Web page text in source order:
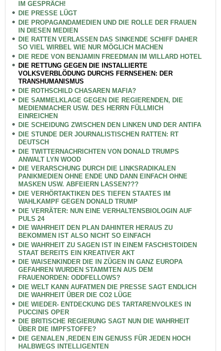
IM GESPRÄCH!
DIE PRESSE LÜGT
DIE PROPAGANDAMEDIEN UND DIE ROLLE DER FRAUEN
IN DIESEN MEDIEN
DIE RATTEN VERLASSEN DAS SINKENDE SCHIFF DAHER
SO VIEL WIRBEL WIE NUR MÖGLICH MACHEN
DIE REDE VON BENJAMIN FREEDMAN IM WILLARD HOTEL
DIE RETTUNG GEGEN DIE INSTALLIERTE
VOLKSVERBLÖDUNG DURCHS FERNSEHEN: DER
TRANSHUMANISMUS
DIE ROTHSCHILD CHASAREN MAFIA?
DIE SAMMELKLAGE GEGEN DIE REGIERENDEN, DIE
MEDIENMACHER USW. DES HERRN FÜLLMICH
EINREICHEN
DIE SCHEIDUNG ZWISCHEN DEN LINKEN UND DER ANTIFA
DIE STUNDE DER JOURNALISTISCHEN RATTEN: RT
DEUTSCH
DIE TWITTERNACHRICHTEN VON DONALD TRUMPS
ANWALT LYN WOOD
DIE VERARSCHUNG DURCH DIE LINKSRADIKALEN
PANIKMEDIEN OHNE ENDE UND DANN EINFACH OHNE
MASKEN USW. ABFEIERN LASSEN???
DIE VERHÖRTAKTIKEN DES TIEFEN STAATES IM
WAHLKAMPF GEGEN DONALD TRUMP
DIE VERRÄTER: NUN EINE VERHALTENSBIOLOGIN AUF
PULS 24
DIE WAHRHEIT DEN PLAN DAHINTER HERAUS ZU
BEKOMMEN IST ALSO NICHT SO EINFACH
DIE WAHRHEIT ZU SAGEN IST IN EINEM FASCHISTOIDEN
STAAT BEREITS EIN KREATIVER AKT
DIE WAISENKINDER DIE IN ZÜGEN IN GANZ EUROPA
GEFAHREN WURDEN STAMMTEN AUS DEM
FRAUENORDEN: ODDFELLOWS?
DIE WELT KANN AUFATMEN DIE PRESSE SAGT ENDLICH
DIE WAHRHEIT ÜBER DIE CO2 LÜGE
DIE WIEDER- ENTDECKUNG DES TARTARENVOLKES IN
PUCCINIS OPER
DIE BRITISCHE REGIERUNG SAGT NUN DIE WAHRHEIT
ÜBER DIE IMPFSTOFFE?
DIE GENIALEN ,REDEN EIN GENUSS FÜR JEDEN HOCH
HALBWEGS INTELLIGENTEN